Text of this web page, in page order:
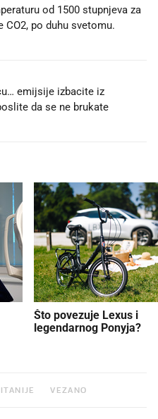
od 1500 stupnjeva za
po duhu svetomu.
emijsije izbacite iz
da se ne brukate
Što povezuje Lexus i
legendarnog Ponyja?
VEZANO